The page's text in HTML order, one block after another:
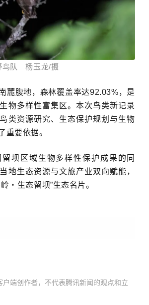
鸟队 杨玉龙/摄
麓腹地，森林覆盖率达92.03%，是
物多样性富集区。本次鸟类新记录
类资源研究、生态保护规划与生物
重要依据。
坝区域生物多样性保护成果的同
地生态资源与文旅产业双向赋能，
・生态留坝”生态名片。
户端创作者，不代表腾讯新闻的观点和立